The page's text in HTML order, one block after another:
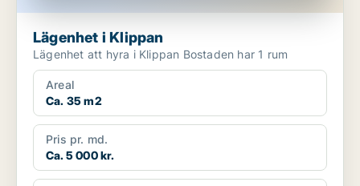
Lägenhet i Klippan
Lägenhet att hyra i Klippan Bostaden har 1 rum
Areal
Ca. 35 m2
Pris pr. md.
Ca. 5 000 kr.